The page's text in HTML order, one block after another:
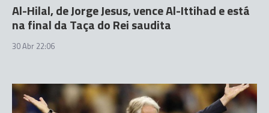
Al-Hilal, de Jorge Jesus, vence Al-Ittihad e está
na final da Taça do Rei saudita
30 Abr 22:06